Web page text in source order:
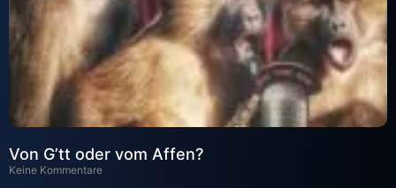
Von G’tt oder vom Affen?
Keine Kommentare